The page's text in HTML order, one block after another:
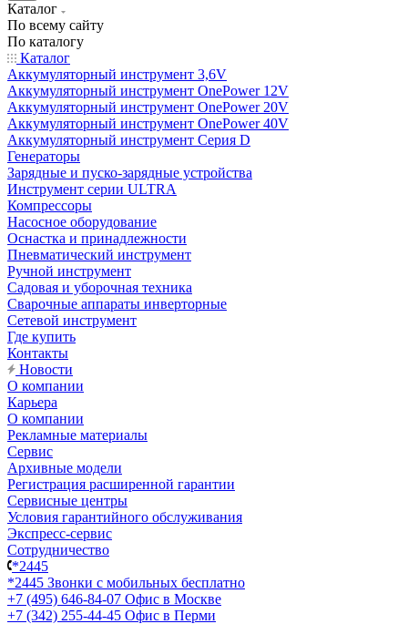
Каталог
По всему сайту
По каталогу
Каталог
Аккумуляторный инструмент 3,6V
Аккумуляторный инструмент OnePower 12V
Аккумуляторный инструмент OnePower 20V
Аккумуляторный инструмент OnePower 40V
Аккумуляторный инструмент Серия D
Генераторы
Зарядные и пуско-зарядные устройства
Инструмент серии ULTRA
Компрессоры
Насосное оборудование
Оснастка и принадлежности
Пневматический инструмент
Ручной инструмент
Садовая и уборочная техника
Сварочные аппараты инверторные
Сетевой инструмент
Где купить
Контакты
Новости
О компании
Карьера
О компании
Рекламные материалы
Сервис
Архивные модели
Регистрация расширенной гарантии
Сервисные центры
Условия гарантийного обслуживания
Экспресс-сервис
Сотрудничество
*2445
*2445 Звонки с мобильных бесплатно
+7 (495) 646-84-07 Офис в Москве
+7 (342) 255-44-45 Офис в Перми